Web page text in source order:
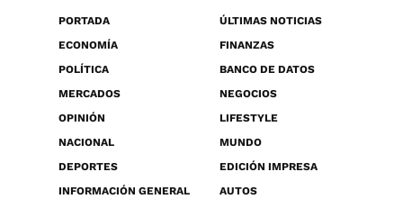
PORTADA
ÚLTIMAS NOTICIAS
ECONOMÍA
FINANZAS
POLÍTICA
BANCO DE DATOS
MERCADOS
NEGOCIOS
OPINIÓN
LIFESTYLE
NACIONAL
MUNDO
DEPORTES
EDICIÓN IMPRESA
INFORMACIÓN GENERAL
AUTOS